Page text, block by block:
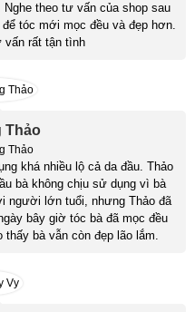
theo tư vấn của shop sau
tóc mới mọc đều và đẹp hơn.
vấn rất tận tình
Thảo
khá nhiều lộ cả da đầu. Thảo
bà không chịu sử dụng vì bà
người lớn tuổi, nhưng Thảo đã
bây giờ tóc bà đã mọc đều
bà vẫn còn đẹp lão lắm.